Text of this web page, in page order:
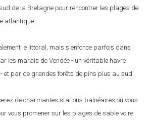
de la Bretagne pour rencontrer les plages de
atlantique.
le littoral, mais s'enfonce parfois dans
les marais de Vendée - un véritable havre
et par de grandes forêts de pins plus au sud.
de charmantes stations balnéaires où vous
vous promener sur les plages de sable voire